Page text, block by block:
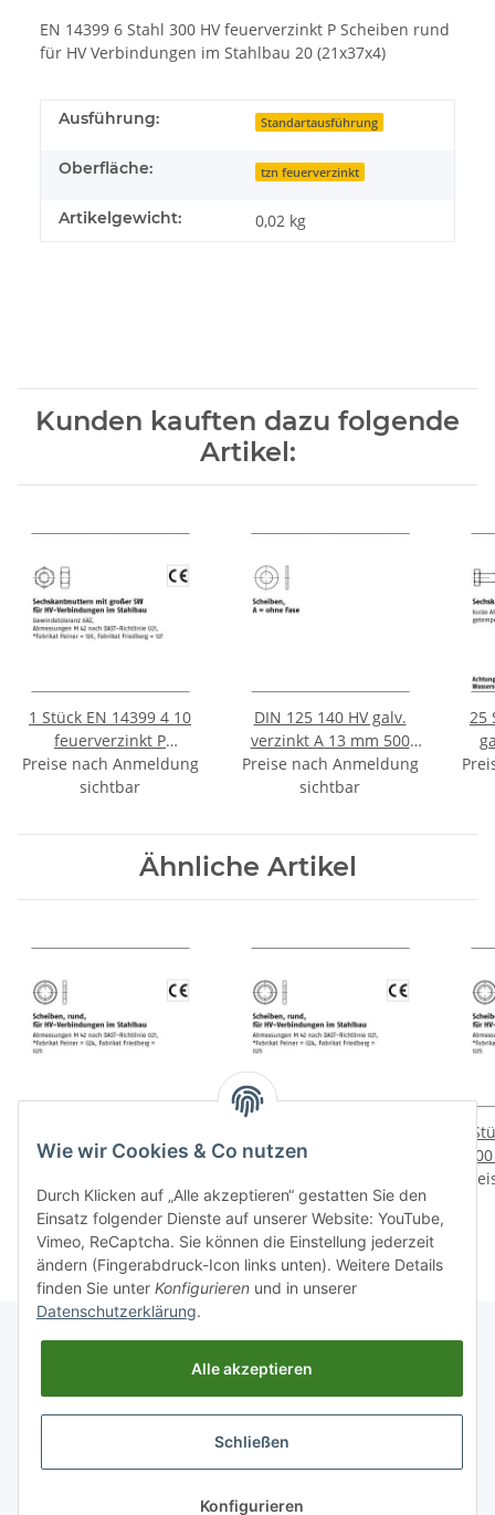
EN 14399 6 Stahl 300 HV feuerverzinkt P Scheiben rund
für HV Verbindungen im Stahlbau 20 (21x37x4)
Ausführung: Standartausführung
Oberfläche: tzn feuerverzinkt
Artikelgewicht: 0,02 kg
Kunden kauften dazu folgende
Artikel:
1 Stück EN 14399 4 10
feuerverzinkt P
Sechskantmuttern mit
großer SW für HV
Stahlbau M20 mm
Preise nach Anmeldung
sichtbar
DIN 125 140 HV galv.
verzinkt A 13 mm 500
Stück
Preise nach Anmeldung
sichtbar
25
Ähnliche Artikel
300 HV feuerverzinkt P
Verbindungen im
Stahlbau 12 (13x24x3)
mm
sichtbar
300 HV feuerverzinkt P
Verbindungen im
Stahlbau 16 (17x30x4)
mm
sichtbar
1
GESETZLICHE INFORMATIONEN
* Alle Preise zzgl. gesetzlicher USt., zzgl.Versand
Wie wir Cookies & Co nutzen
Durch Klicken auf „Alle akzeptieren“ gestatten Sie den
Einsatz folgender Dienste auf unserer Website: YouTube,
Vimeo, ReCaptcha. Sie können die Einstellung jederzeit
ändern (Fingerabdruck-Icon links unten). Weitere Details
finden Sie unter Konfigurieren und in unserer
Datenschutzerklärung.
Alle akzeptieren
Schließen
Konfigurieren